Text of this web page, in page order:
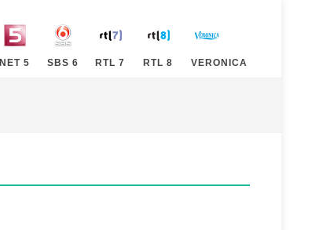
NET 5 SBS 6 RTL 7 RTL 8 VERONICA